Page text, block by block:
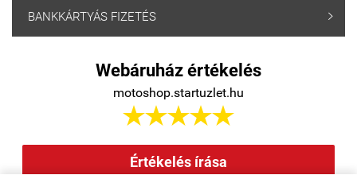
BANKKÁRTYÁS FIZETÉS 
Webáruház értékelés
motoshop.startuzlet.hu

Értékelés írása